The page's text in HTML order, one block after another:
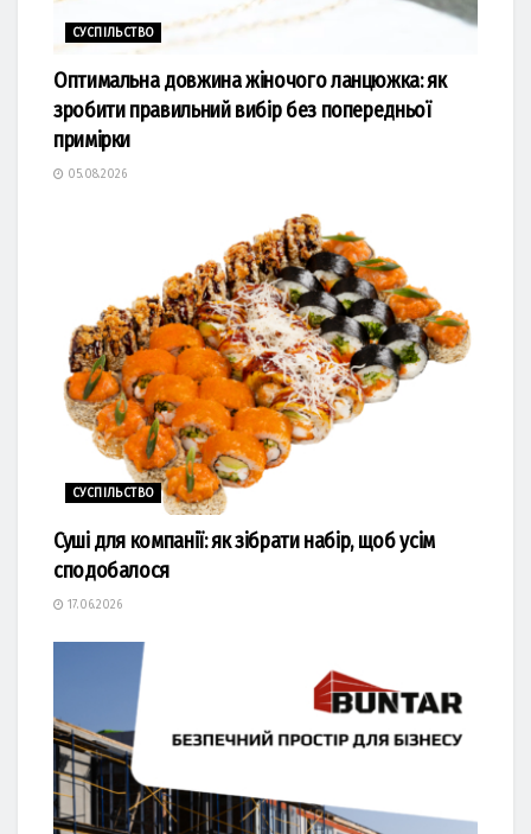
СУСПІЛЬСТВО
Оптимальна довжина жіночого ланцюжка: як
зробити правильний вибір без попередньої
примірки
05.08.2026
СУСПІЛЬСТВО
Суші для компанії: як зібрати набір, щоб усім
сподобалося
17.06.2026